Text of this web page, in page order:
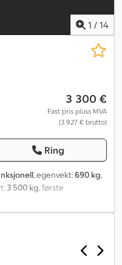
1 / 14
3 300 €
Fast pris pluss MVA
(3 927 € brutto)
Ring
, egenvekt:690 kg,
3 500 kg, første
600 mm, total
mm